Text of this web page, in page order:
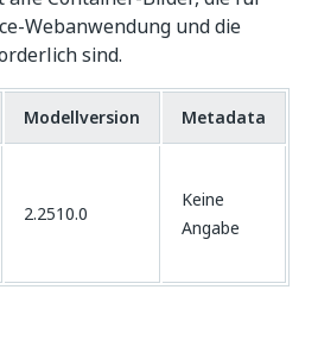
Webanwendung und die
sind.
Modellversion Metadata
2.2510.0
Keine
Angabe